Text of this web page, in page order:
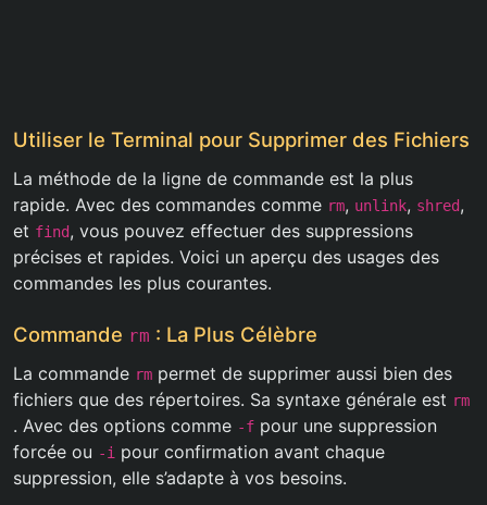
Utiliser le Terminal pour Supprimer des Fichiers
La méthode de la ligne de commande est la plus
rapide. Avec des commandes comme rm, unlink, shred,
et find, vous pouvez effectuer des suppressions
précises et rapides. Voici un aperçu des usages des
commandes les plus courantes.
Commande rm : La Plus Célèbre
La commande rm permet de supprimer aussi bien des
fichiers que des répertoires. Sa syntaxe générale est rm
. Avec des options comme -f pour une suppression
forcée ou -i pour confirmation avant chaque
suppression, elle s’adapte à vos besoins.